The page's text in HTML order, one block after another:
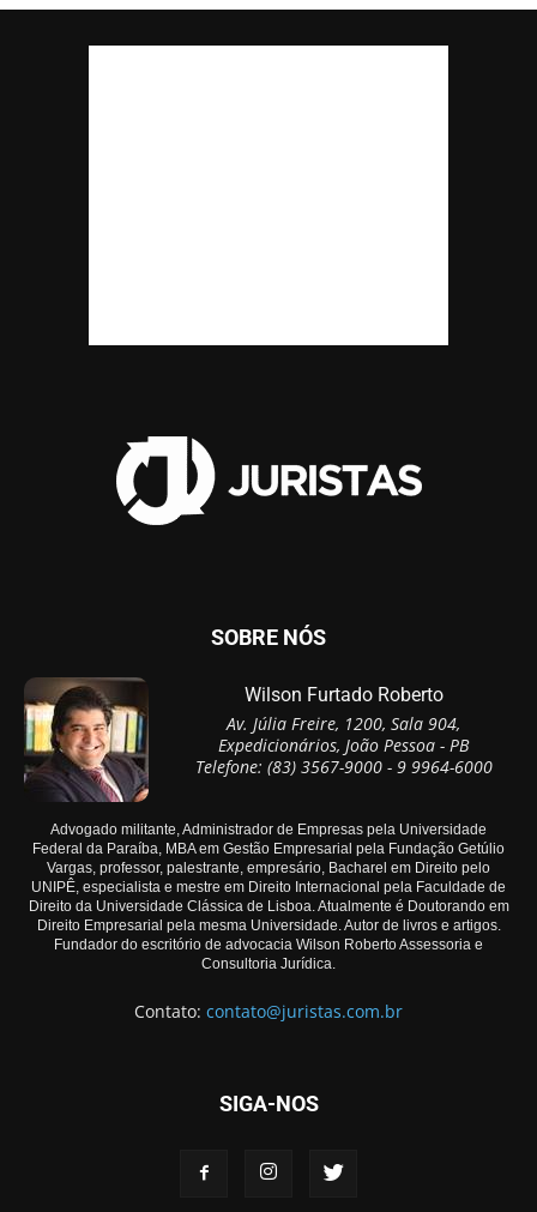
SOBRE NÓS
Wilson Furtado Roberto
Av. Júlia Freire, 1200, Sala 904,
Expedicionários, João Pessoa - PB
Telefone: (83) 3567-9000 - 9 9964-6000
Advogado militante, Administrador de Empresas pela Universidade
Federal da Paraíba, MBA em Gestão Empresarial pela Fundação Getúlio
Vargas, professor, palestrante, empresário, Bacharel em Direito pelo
UNIPÊ, especialista e mestre em Direito Internacional pela Faculdade de
Direito da Universidade Clássica de Lisboa. Atualmente é Doutorando em
Direito Empresarial pela mesma Universidade. Autor de livros e artigos.
Fundador do escritório de advocacia Wilson Roberto Assessoria e
Consultoria Jurídica.
Contato: contato@juristas.com.br
SIGA-NOS